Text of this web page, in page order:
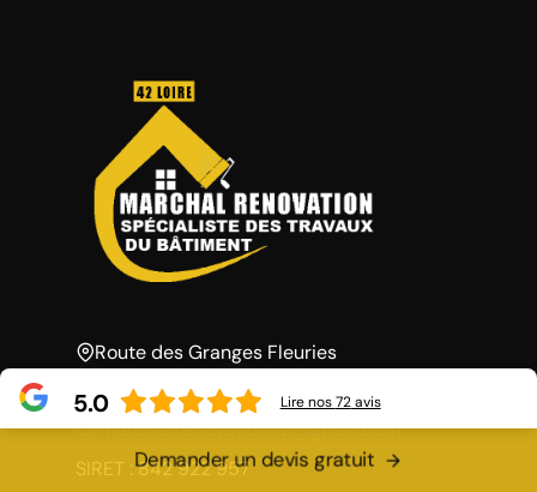
Route des Granges Fleuries
marchal.renovation42@gmail.com
SIRET : 842 922 957
Demander un devis gratuit
5.0 Lire nos72avis